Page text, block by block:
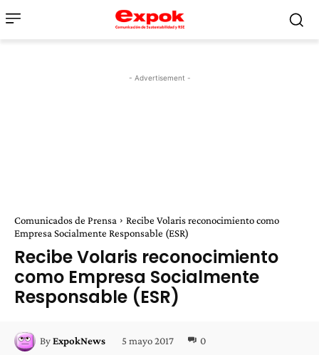
- Advertisement -
Comunicados de Prensa
Recibe Volaris reconocimiento como
Empresa Socialmente Responsable (ESR)
Recibe Volaris reconocimiento
como Empresa Socialmente
Responsable (ESR)
ByExpokNews 5 mayo 2017 0